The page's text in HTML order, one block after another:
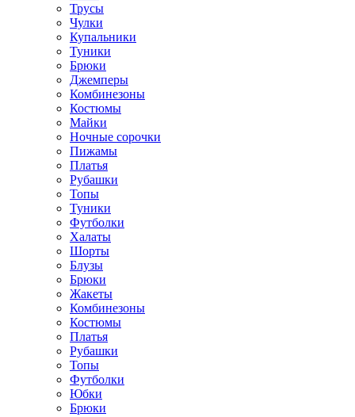
Трусы
Чулки
Купальники
Туники
Брюки
Джемперы
Комбинезоны
Костюмы
Майки
Ночные сорочки
Пижамы
Платья
Рубашки
Топы
Туники
Футболки
Халаты
Шорты
Блузы
Брюки
Жакеты
Комбинезоны
Костюмы
Платья
Рубашки
Топы
Футболки
Юбки
Брюки